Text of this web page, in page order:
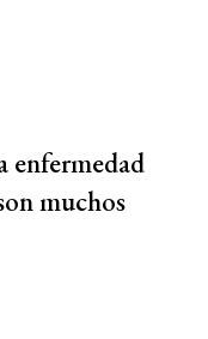
enfermedad
muchos